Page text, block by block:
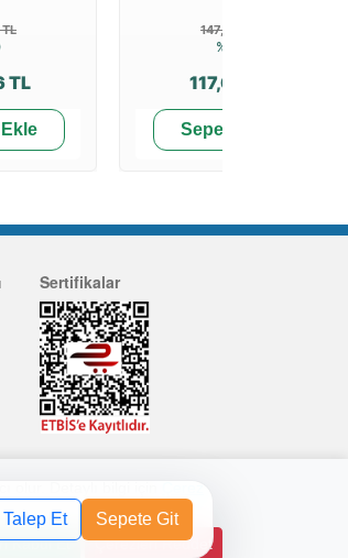
TL
147,02 TL
%20
117,63 TL
Sepete Ekle
Talep Et Sepete Git
olur. Detaylı bilgi için
Kabul Et
Çerezleri Reddet
Sertifikalar
kazanın Üye Ol